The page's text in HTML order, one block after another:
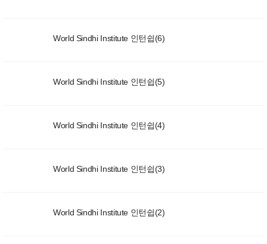
World Sindhi Institute 인턴쉽(6)
World Sindhi Institute 인턴쉽(5)
World Sindhi Institute 인턴쉽(4)
World Sindhi Institute 인턴쉽(3)
World Sindhi Institute 인턴쉽(2)